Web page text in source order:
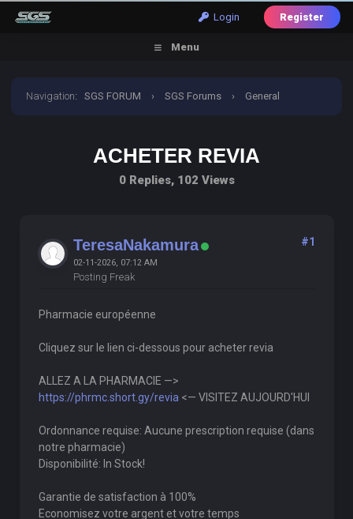
Login Register
Menu
Navigation:SGS FORUM › SGS Forums › General
ACHETER REVIA
0 Replies, 102 Views
TeresaNakamura
02-11-2026, 07:12 AM
Posting Freak
#1
Pharmacie européenne
Cliquez sur le lien ci-dessous pour acheter revia
ALLEZ A LA PHARMACIE —>
https://phrmc.short.gy/revia <— VISITEZ AUJOURD'HUI
Ordonnance requise: Aucune prescription requise (dans
notre pharmacie)
Disponibilité: In Stock!
Garantie de satisfaction à 100%
Economisez votre argent et votre temps